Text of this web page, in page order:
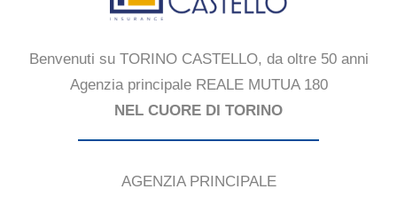
Benvenuti su TORINO CASTELLO, da oltre 50 anni
Agenzia principale REALE MUTUA 180
NEL CUORE DI TORINO
AGENZIA PRINCIPALE